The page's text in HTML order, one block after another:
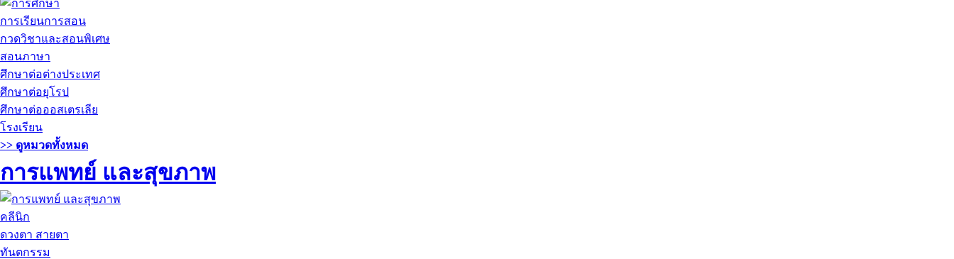
การเรียนการสอน
กวดวิชาและสอนพิเศษ
สอนภาษา
ศึกษาต่อต่างประเทศ
ศึกษาต่อยุโรป
ศึกษาต่อออสเตรเลีย
โรงเรียน
>> ดูหมวดทั้งหมด
การแพทย์ และสุขภาพ
คลีนิก
ดวงตา สายตา
ทันตกรรม